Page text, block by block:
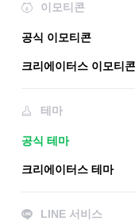
이모티콘
공식 이모티콘
크리에이터스 이모티콘
테마
공식 테마
크리에이터스 테마
LINE 서비스